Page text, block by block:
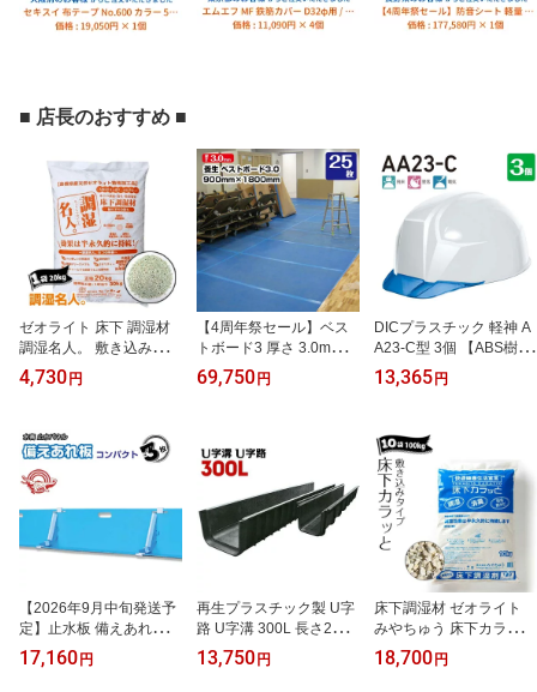
■ 店長のおすすめ ■
ゼオライト 床下 調湿材
調湿名人。 敷き込みタイ
プ 1袋（20kg）カビ 腐食
消臭 簡単施工 湿気防止
ラ カラ 半永久乾燥材
4,730 円
【4周年祭セール】ベス
トボード3 厚さ 3.0mm 9
00mm×1800mm 25枚 エ
ムエフ 引越 床養生 搬入
69,750 円
DICプラスチック 軽神 A
A23-C型 3個 【ABS樹脂
超軽量＋クリアバイザ
ー】 作業用 工事用 安全
13,365 円
【2026年9月中旬発送予
定】止水板 備えあれ板
コンパクト 3枚セット 組
み立て簡単、省スペース
17,160 円
再生プラスチック製 U字
路 U字溝 300L 長さ2m
幅30cm 深さ20cm 雨水
処理 用水路 ケーブルト
13,750 円
床下調湿材 ゼオライト
みやちゅう 床下カラッと
敷き込みタイプ 10袋（1
00kg） 土間 湿気取り カ
18,700 円